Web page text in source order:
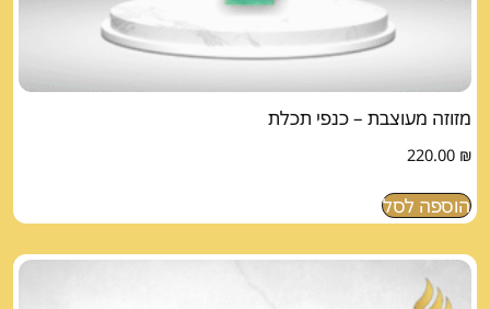
מזוזה מעוצבת – כנפי תכלת
220.00 ₪
הוספה לסל